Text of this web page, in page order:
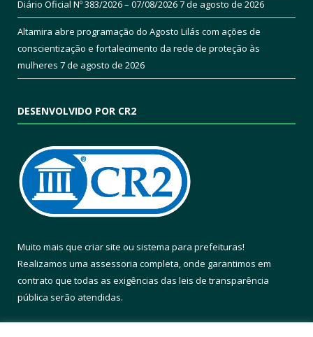
Diário Oficial Nº 383/2026 – 07/08/20267 de agosto de 2026
Altamira abre programação do Agosto Lilás com ações de
conscientização e fortalecimento da rede de proteção às
mulheres 7 de agosto de 2026
DESENVOLVIDO POR CR2
Muito mais que criar site ou sistema para prefeituras!
Realizamos uma assessoria completa, onde garantimos em
contrato que todas as exigências das leis de transparência
pública serão atendidas.